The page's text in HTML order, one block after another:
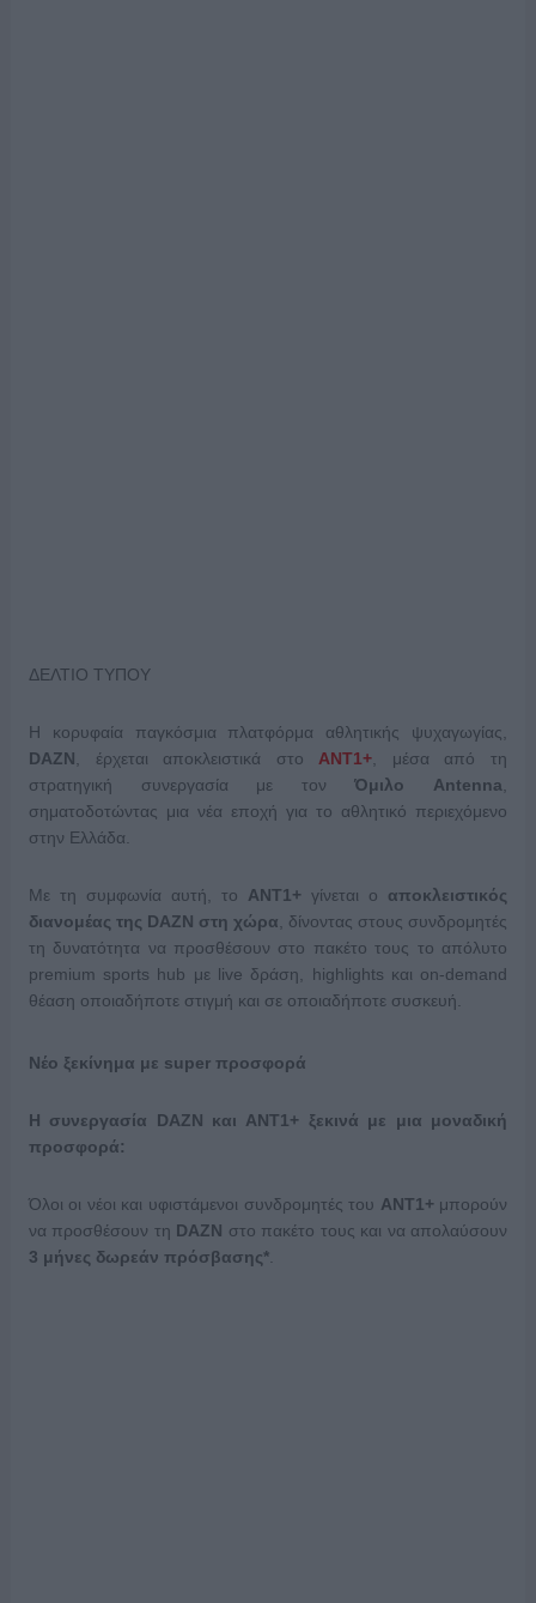
ΔΕΛΤΙΟ ΤΥΠΟΥ
Η κορυφαία παγκόσμια πλατφόρμα αθλητικής ψυχαγωγίας,
DAZN , έρχεται αποκλειστικά στο ANT1+ , μέσα από τη
στρατηγική συνεργασία με τονΌμιλο Antenna
σηματοδοτώντας μια νέα εποχή για το αθλητικό περιεχόμενο
στην Ελλάδα.
Με τη συμφωνία αυτή, το ANT1+ γίνεται ο αποκλειστικός
διανομέας της DAZN στη χώρα , δίνοντας στους συνδρομητές
τη δυνατότητα να προσθέσουν στο πακέτο τους το απόλυτο
premium sports hub με live δράση, highlights και on-demand
θέαση οποιαδήποτε στιγμή και σε οποιαδήποτε συσκευή.
Νέο ξεκίνημα με super προσφορά
Η συνεργασία DAZN και ANT1+ ξεκινά με μια μοναδική
προσφορά:
Όλοι οι νέοι και υφιστάμενοι συνδρομητές του ANT1+μπορούν
να προσθέσουν τη DAZN στο πακέτο τους και να απολαύσουν
3 μήνες δωρεάν πρόσβασης*.